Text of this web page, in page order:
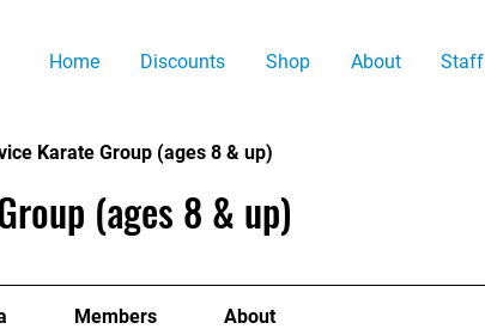
Home Discounts Shop About Staff
Karate Group (ages 8 & up)
(ages 8 & up)
Members About